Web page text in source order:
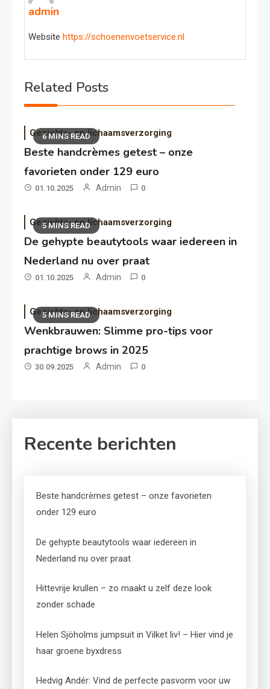
admin
Website https://schoenenvoetservice.nl
Related Posts
6 MINS READ
Gezichts- en lichaamsverzorging
Beste handcrèmes getest – onze
favorieten onder 129 euro
01.10.2025 Admin 0
5 MINS READ
Gezichts- en lichaamsverzorging
De gehypte beautytools waar iedereen in
Nederland nu over praat
01.10.2025 Admin 0
5 MINS READ
Gezichts- en lichaamsverzorging
Wenkbrauwen: Slimme pro-tips voor
prachtige brows in 2025
30.09.2025 Admin 0
Recente berichten
Beste handcrèmes getest – onze favorieten
onder 129 euro
De gehypte beautytools waar iedereen in
Nederland nu over praat
Hittevrije krullen – zo maakt u zelf deze look
zonder schade
Helen Sjöholms jumpsuit in Vilket liv! – Hier vind je
haar groene byxdress
Hedvig Andér: Vind de perfecte pasvorm voor uw